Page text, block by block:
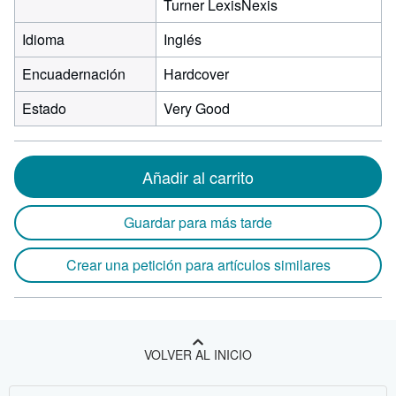
Turner LexisNexis
Idioma
Inglés
Encuadernación
Hardcover
Estado
Very Good
Añadir al carrito
Guardar para más tarde
Crear una petición para artículos similares
VOLVER AL INICIO